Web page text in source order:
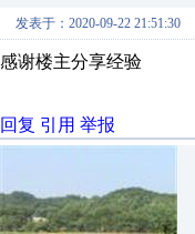
发表于：2020-09-22 21:51:30
感谢楼主分享经验
回复 引用 举报